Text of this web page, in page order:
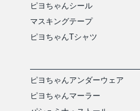
ピヨちゃんシール
マスキングテープ
ピヨちゃんTシャツ
ピヨちゃんアンダーウェア
ピヨちゃんマーラー